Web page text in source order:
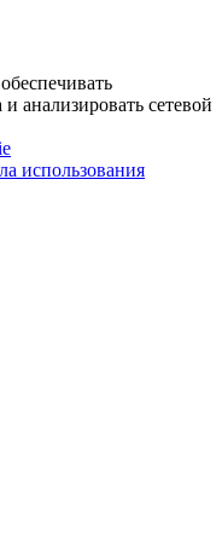
анализировать сетевой
использования